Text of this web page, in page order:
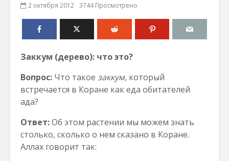
2 октября 2012 3744 Просмотрено
Заккум (дерево): что это?
Вопрос: Что такое заккум, который
встречается в Коране как еда обитателей
ада?
Ответ:Об этом растении мы можем знать
столько, сколько о нем сказано в Коране.
Аллах говорит так: